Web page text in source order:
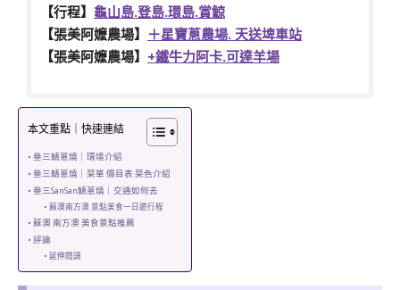
【行程】 龜山島.登島.環島.賞鯨
【張美阿嬤農場】 ＋星寶蔥農場. 天送埤車站
【張美阿嬤農場】 +鐵牛力阿卡.可達羊場
本文重點｜快速連結
叄三鯖蔥燒｜環境介紹
叄三鯖蔥燒｜菜單 價目表 菜色介紹
叄三SanSan鯖蔥燒｜交通如何去
蘇澳南方澳 景點美食一日遊行程
蘇澳 南方澳 美食景點推薦
評論
延伸閱讀